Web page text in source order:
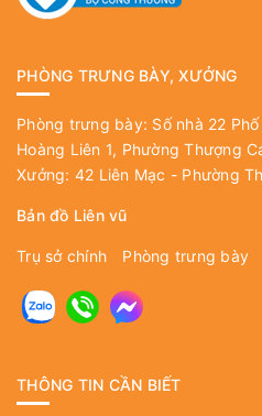
PHÒNG TRƯNG BÀY, XƯỞNG
Phòng trưng bày: Số nhà 22
Hoàng Liên 1, Phường Thượng
Xưởng: 42 Liên Mạc - Phường
Bản đồ Liên vũ
Trụ sở chính Phòng trưng bày
THÔNG TIN CẦN BIẾT